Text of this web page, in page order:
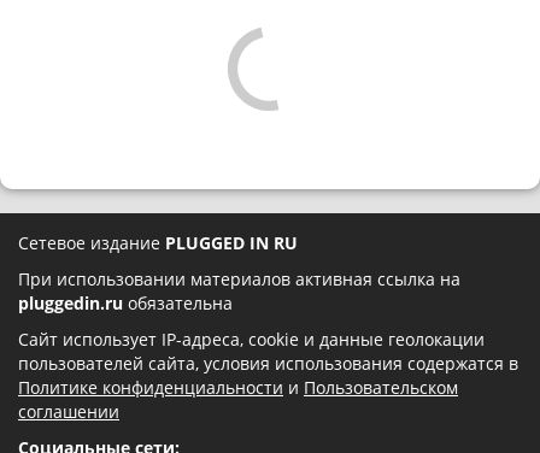
Сетевое издание PLUGGED IN RU
При использовании материалов активная ссылка на
pluggedin.ru обязательна
Сайт использует IP-адреса, cookie и данные геолокации
пользователей сайта, условия использования содержатся в
Политике конфиденциальности и Пользовательском
соглашении
Социальные сети: